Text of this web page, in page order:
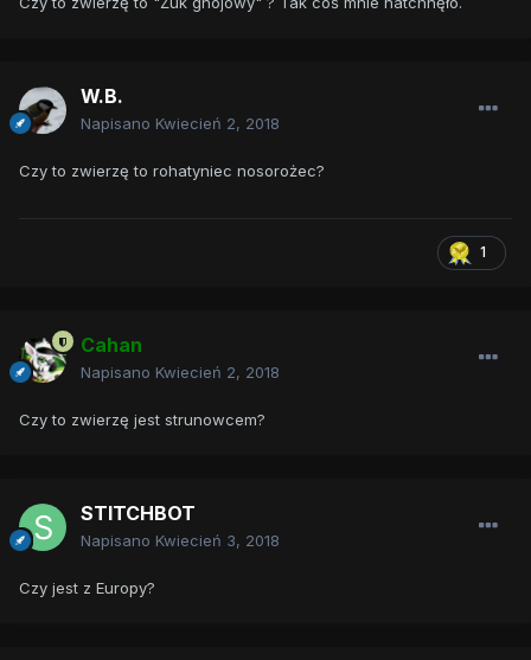
W.B.
Napisano Kwiecień 2, 2018
Czy to zwierzę to rohatyniec nosorożec?
1
Cahan
Napisano Kwiecień 2, 2018
Czy to zwierzę jest strunowcem?
STITCHBOT
Napisano Kwiecień 3, 2018
Czy jest z Europy?